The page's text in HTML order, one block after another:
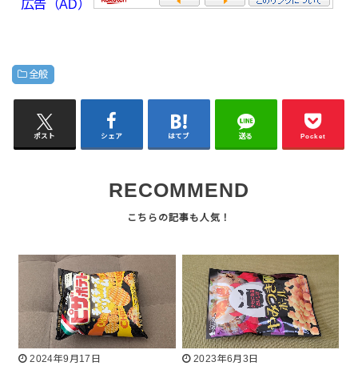
広告（AD）
全般
ポスト シェア はてブ 送る Pocket
RECOMMEND
2024年9月17日
2023年6月3日